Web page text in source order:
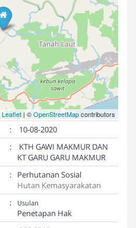
Leaflet | ©OpenStreetMapcontributors
:
10-08-2020
:
KTH GAWI MAKMUR DAN
KT GARU GARU MAKMUR
:
Perhutanan Sosial
Hutan Kemasyarakatan
: Usulan
Penetapan Hak